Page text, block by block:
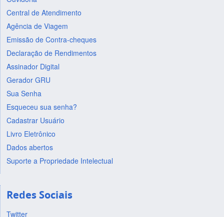
Central de Atendimento
Agência de Viagem
Emissão de Contra-cheques
Declaração de Rendimentos
Assinador Digital
Gerador GRU
Sua Senha
Esqueceu sua senha?
Cadastrar Usuário
Livro Eletrônico
Dados abertos
Suporte a Propriedade Intelectual
Redes Sociais
Twitter